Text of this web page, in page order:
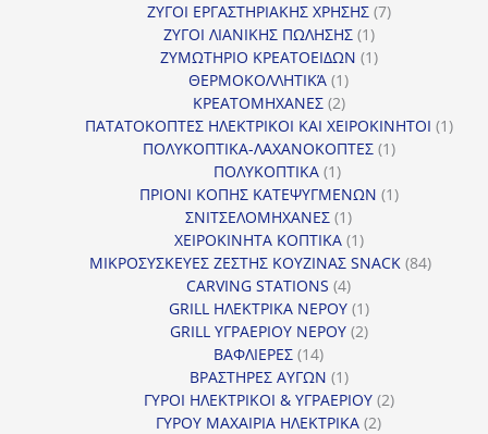
προϊόντα
ΖΥΓΟΙ ΕΡΓΑΣΤΗΡΙΑΚΗΣ ΧΡΗΣΗΣ 77
ΖΥΓΟΙ ΛΙΑΝΙΚΗΣ ΠΩΛΗΣΗΣ 11
προϊόν
ΖΥΜΩΤΗΡΙΟ ΚΡΕΑΤΟΕΙΔΩΝ 11
ΘΕΡΜΟΚΟΛΛΗΤΙΚΆ 11
προϊόν
ΚΡΕΑΤΟΜΗΧΑΝΕΣ 22
προϊόντα
ΠΑΤΑΤΟΚΟΠΤΕΣ ΗΛΕΚΤΡΙΚΟΙ ΚΑΙ ΧΕΙΡΟΚΙΝΗΤΟΙ 11
ΠΟΛΥΚΟΠΤΙΚΑ-ΛΑΧΑΝΟΚΟΠΤΕΣ 11
ΠΟΛΥΚΟΠΤΙΚΑ 11
προϊόν
ΠΡΙΟΝΙ ΚΟΠΗΣ ΚΑΤΕΨΥΓΜΕΝΩΝ 11
ΣΝΙΤΣΕΛΟΜΗΧΑΝΕΣ 11
προϊόν
ΧΕΙΡΟΚΙΝΗΤΑ ΚΟΠΤΙΚΑ 11
προϊόν
ΜΙΚΡΟΣΥΣΚΕΥΕΣ ΖΕΣΤΗΣ ΚΟΥΖΙΝΑΣ SNACK 8484
CARVING STATIONS 44
προϊόντα
GRILL ΗΛΕΚΤΡΙΚΑ ΝΕΡΟΥ 11
προϊόν
GRILL ΥΓΡΑΕΡΙΟΥ ΝΕΡΟΥ 22
ΒΑΦΛΙΕΡΕΣ 1414
προϊόντα
ΒΡΑΣΤΗΡΕΣ ΑΥΓΩΝ 11
προϊόν
ΓΥΡΟΙ ΗΛΕΚΤΡΙΚΟΙ & ΥΓΡΑΕΡΙΟΥ 22
ΓΥΡΟΥ ΜΑΧΑΙΡΙΑ ΗΛΕΚΤΡΙΚΑ 22